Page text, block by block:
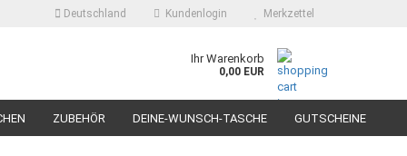
Deutschland Kundenlogin Merkzettel
Ihr Warenkorb
0,00 EUR
ZUBEHÖR DEINE-WUNSCH-TASCHE GUTSCHEINE